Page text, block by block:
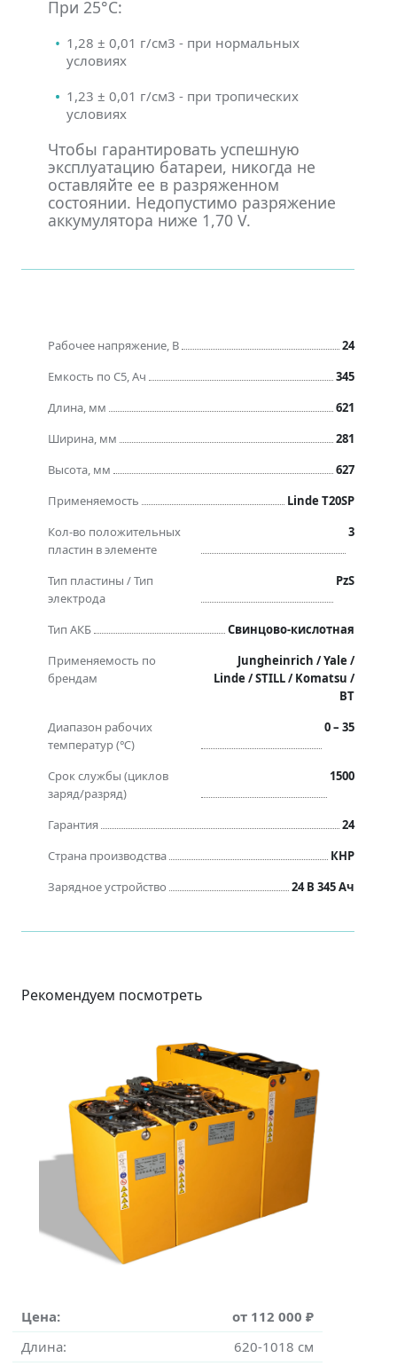
При 25°С:
1,28 ± 0,01 г/см3 - при нормальных
условиях
1,23 ± 0,01 г/см3 - при тропических
условиях
Чтобы гарантировать успешную
эксплуатацию батареи, никогда не
оставляйте ее в разряженном
состоянии. Недопустимо разряжение
аккумулятора ниже 1,70 V.
Рабочее напряжение, В
24
Емкость по C5, Ач
345
Длина, мм
621
Ширина, мм
281
Высота, мм
627
Применяемость
Linde T20SP
Кол-во положительных
пластин в элементе
3
Тип пластины / Тип
электрода
PzS
Тип АКБ
Свинцово-кислотная
Применяемость по
брендам
Jungheinrich / Yale /
Linde / STILL / Komatsu /
BT
Диапазон рабочих
температур (℃)
0 – 35
Срок службы (циклов
заряд/разряд)
1500
Гарантия
24
Страна производства
КНР
Зарядное устройство
24 В 345 Ач
Рекомендуем посмотреть
Цена:
от 112 000 ₽
Длина:
620-1018 см